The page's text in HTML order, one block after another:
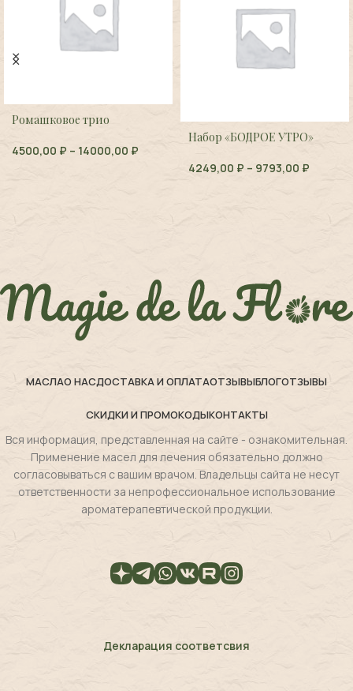
Ромашковое трио
4500,00 ₽ – 14000,00 ₽
Набор «БОДРОЕ УТРО»
4249,00 ₽ – 9793,00 ₽
МАСЛАО НАСДОСТАВКА И ОПЛАТАОТЗЫВЫБЛОГОТЗЫВЫ
СКИДКИ И ПРОМОКОДЫКОНТАКТЫ
Вся информация, представленная на сайте - ознакомительная.
Применение масел для лечения обязательно должно
согласовываться с вашим врачом. Владельцы сайта не несут
ответственности за непрофессиональное использование
ароматерапевтической продукции.
Декларация соответсвия